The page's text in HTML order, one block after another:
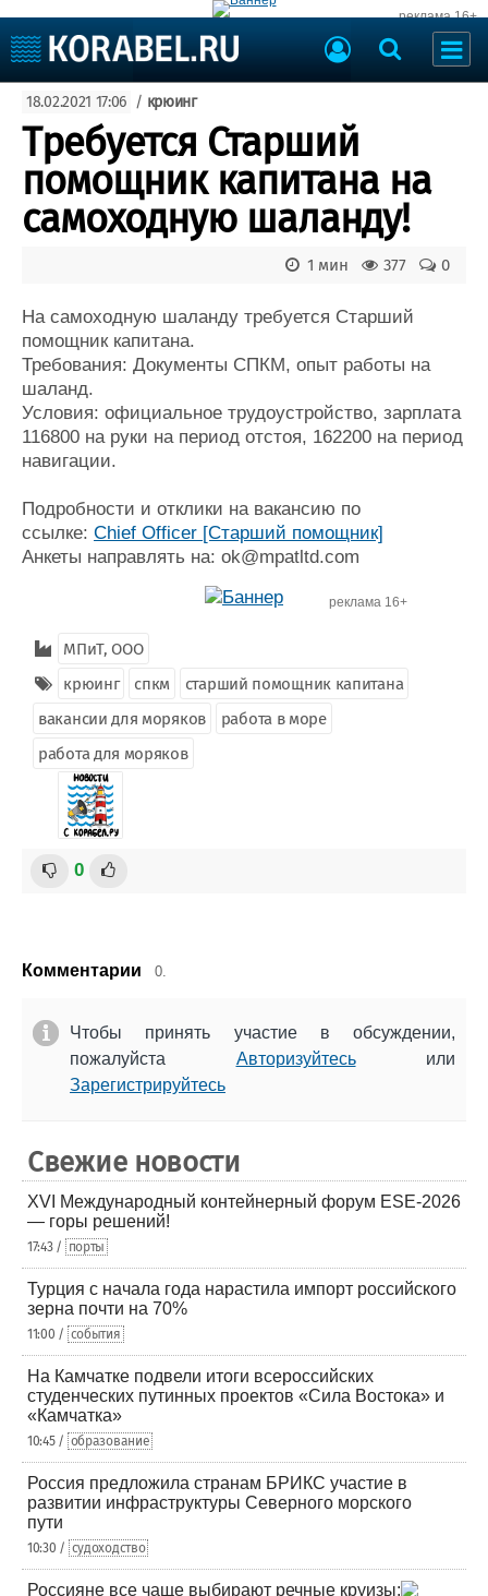
реклама 16+
Судоходство
Судоремонт
События
Пресс-релизы
Порты
ВМФ
Судостроение
Пульс
Новости
Компании
Репутация
Работа
Журнал
Реклама
Торговая площадка
Продажа флота
Изделия
Личности
Словарь
Флот
Отзывы
18.02.2021 17:06 / крюинг
Требуется Старший
помощник капитана на
самоходную шаланду!
0
377
1 мин
На самоходную шаланду требуется Старший
помощник капитана.
Требования: Документы СПКМ, опыт работы на
шаланд.
Условия: официальное трудоустройство, зарплата
116800 на руки на период отстоя, 162200 на период
навигации.
Подробности и отклики на вакансию по
ссылке: Chief Officer [Старший помощник]
Анкеты направлять на: ok@mpatltd.com
реклама 16+
МПиТ, ООО
крюинг
спкм
старший помощник капитана
вакансии для моряков
работа в море
работа для моряков
0
Комментарии 0.
Чтобы принять участие в обсуждении,
пожалуйста Авторизуйтесьили
Зарегистрируйтесь
Свежие новости
XVI Международный контейнерный форум ESE-2026
— горы решений!
17:43 / порты
Турция с начала года нарастила импорт российского
зерна почти на 70%
11:00 / события
На Камчатке подвели итоги всероссийских
студенческих путинных проектов «Сила Востока» и
«Камчатка»
10:45 / образование
Россия предложила странам БРИКС участие в
развитии инфраструктуры Северного морского
пути
10:30 / судоходство
Россияне все чаще выбирают речные круизы: